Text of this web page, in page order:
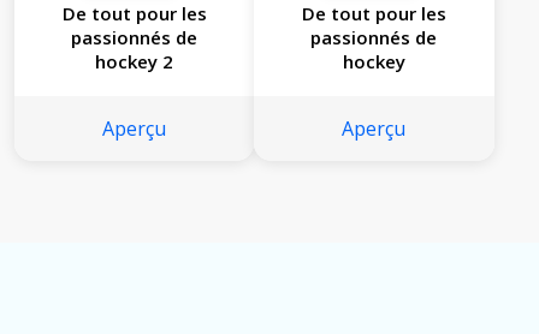
De tout pour les
passionnés de
hockey 2
Aperçu
De tout pour les
passionnés de
hockey
Aperçu